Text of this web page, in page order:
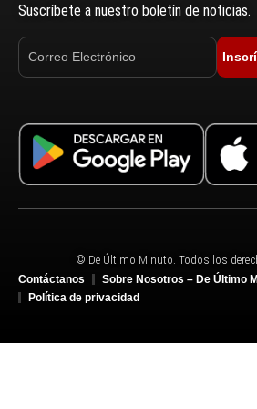
Suscríbete a nuestro boletín de noticias.
© De Último Minuto. Todos los
Contáctanos
Sobre Nosotros – De Último
Política de privacidad